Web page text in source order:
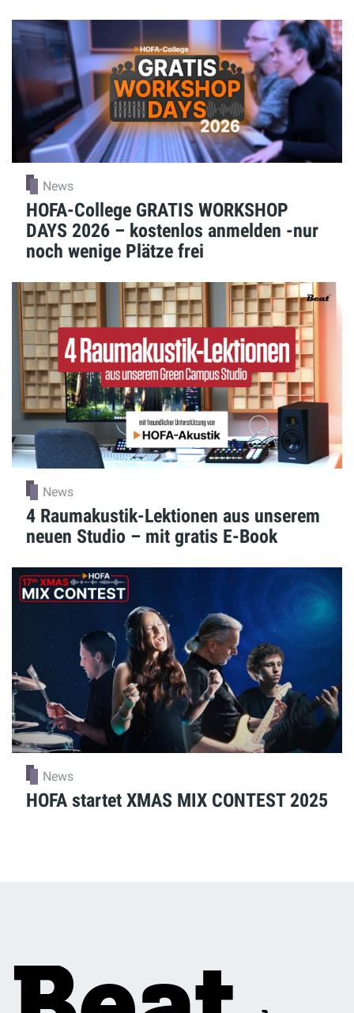
News
HOFA-College GRATIS WORKSHOP
DAYS 2026 – kostenlos anmelden -nur
noch wenige Plätze frei
News
4 Raumakustik-Lektionen aus unserem
neuen Studio – mit gratis E-Book
News
HOFA startet XMAS MIX CONTEST 2025